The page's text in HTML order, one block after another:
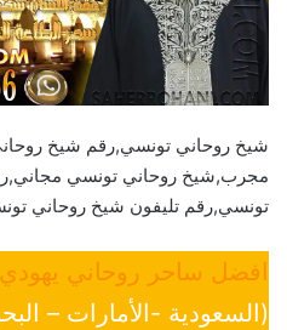
شيخ روحاني تونسي,رقم شيخ
مجرب,شيخ روحاني تونسي
تونسي,رقم تليفون شيخ روحاني
افضل ساحر روحاني يهودي
(السعودية -الأمارات –